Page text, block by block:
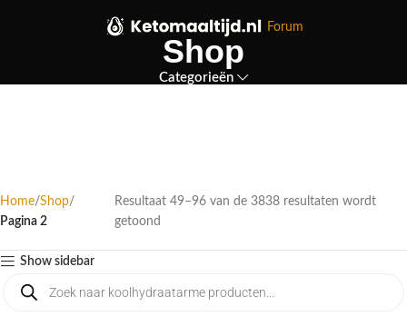
Forum
Shop
Categorieën
Home Shop
Pagina 2
Resultaat 49–96 van de 3838 resultaten wordt
getoond
Show sidebar